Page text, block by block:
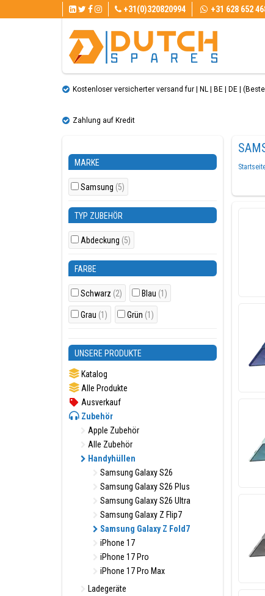
+31(0)320820994 +31 628 652
Kostenloser versicherter versand fur | NL | BE | DE |
Zahlung auf Kredit
MARKE
Samsung (5)
TYP ZUBEHÖR
Abdeckung (5)
FARBE
Schwarz (2) Blau (1)
Grau (1) Grün (1)
UNSERE PRODUKTE
Katalog
Alle Produkte
Ausverkauf
Zubehör
Apple Zubehör
Alle Zubehör
Handyhüllen
Samsung Galaxy S26
Samsung Galaxy S26 Plus
Samsung Galaxy S26 Ultra
Samsung Galaxy Z Flip7
Samsung Galaxy Z Fold7
iPhone 17
iPhone 17 Pro
iPhone 17 Pro Max
Ladegeräte